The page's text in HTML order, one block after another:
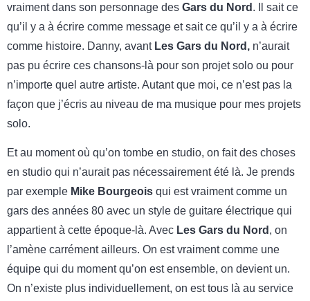
vraiment dans son personnage des Gars du Nord . Il sait ce
qu’il y a à écrire comme message et sait ce qu’il y a à écrire
comme histoire. Danny, avant Les Gars du Nord, n’aurait
pas pu écrire ces chansons-là pour son projet solo ou pour
n’importe quel autre artiste. Autant que moi, ce n’est pas la
façon que j’écris au niveau de ma musique pour mes projets
solo.
Et au moment où qu’on tombe en studio, on fait des choses
en studio qui n’aurait pas nécessairement été là. Je prends
par exemple Mike Bourgeois qui est vraiment comme un
gars des années 80 avec un style de guitare électrique qui
appartient à cette époque-là. Avec Les Gars du Nord , on
l’amène carrément ailleurs. On est vraiment comme une
équipe qui du moment qu’on est ensemble, on devient un.
On n’existe plus individuellement, on est tous là au service